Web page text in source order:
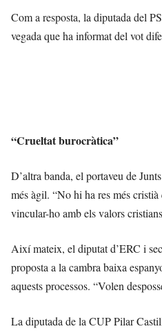
Com a resposta, la diputada del
vegada que ha informat del vot
“Crueltat burocràtica”
D’altra banda, el portaveu de
més àgil. “No hi ha res més
vincular-ho amb els valors
Així mateix, el diputat d’ERC i
proposta a la cambra baixa
aquests processos. “Volen
La diputada de la CUP Pilar